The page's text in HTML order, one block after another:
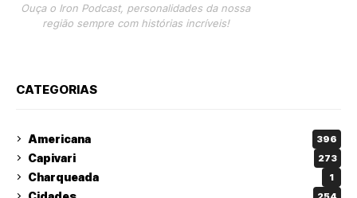
Ouça o Iron Podcast, personalidades da nossa
região sempre com histórias incríveis!
CATEGORIAS
Americana 396
Capivari 273
Charqueada 1